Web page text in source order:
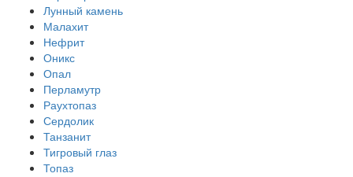
Лунный камень
Малахит
Нефрит
Оникс
Опал
Перламутр
Раухтопаз
Сердолик
Танзанит
Тигровый глаз
Топаз